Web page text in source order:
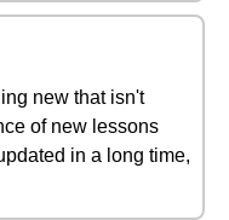
new that isn't
of new lessons
in a long time,